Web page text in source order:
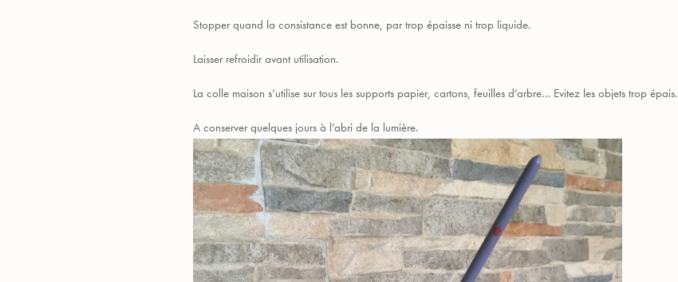
Stopper quand la consistance est bonne, par trop épaisse ni trop liquide.
Laisser refroidir avant utilisation.
La colle maison s’utilise sur tous les supports papier, cartons, feuilles d’arbre… Evitez les objets trop épais.
A conserver quelques jours à l’abri de la lumière.